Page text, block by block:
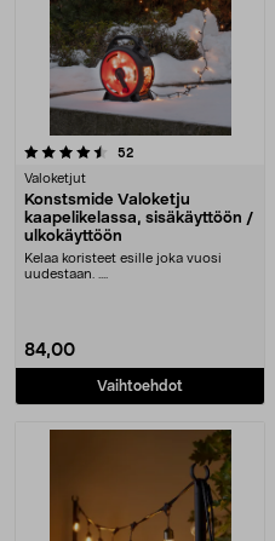
52arvostelut
Valoketjut
Konstsmide Valoketju
kaapelikelassa, sisäkäyttöön /
ulkokäyttöön
Kelaa koristeet esille joka vuosi
uudestaan. ....
84,00
Vaihtoehdot
4.5 viidestä tähdestä